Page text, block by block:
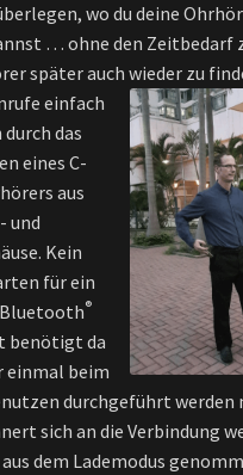
wo du deine
… ohne den Zeitbedarf
später auch wieder zu
einfach
das
eines C-
aus
und
Kein
für ein
®
benötigt da
einmal beim
durchgeführt werden
sich an die Verbindung
dem Lademodus